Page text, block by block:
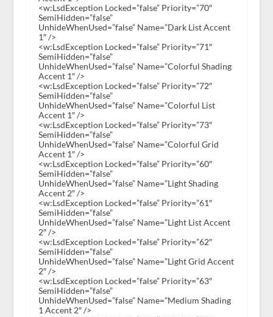
<w:LsdException Locked=”false” Priority=”70″
SemiHidden=”false”
UnhideWhenUsed=”false” Name=”Dark List Accent
1″ />
<w:LsdException Locked=”false” Priority=”71″
SemiHidden=”false”
UnhideWhenUsed=”false” Name=”Colorful Shading
Accent 1″ />
<w:LsdException Locked=”false” Priority=”72″
SemiHidden=”false”
UnhideWhenUsed=”false” Name=”Colorful List
Accent 1″ />
<w:LsdException Locked=”false” Priority=”73″
SemiHidden=”false”
UnhideWhenUsed=”false” Name=”Colorful Grid
Accent 1″ />
<w:LsdException Locked=”false” Priority=”60″
SemiHidden=”false”
UnhideWhenUsed=”false” Name=”Light Shading
Accent 2″ />
<w:LsdException Locked=”false” Priority=”61″
SemiHidden=”false”
UnhideWhenUsed=”false” Name=”Light List Accent
2″ />
<w:LsdException Locked=”false” Priority=”62″
SemiHidden=”false”
UnhideWhenUsed=”false” Name=”Light Grid Accent
2″ />
<w:LsdException Locked=”false” Priority=”63″
SemiHidden=”false”
UnhideWhenUsed=”false” Name=”Medium Shading
1 Accent 2″ />